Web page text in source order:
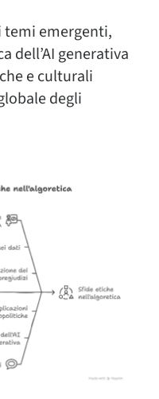
temi emergenti,
dell’AI generativa
e culturali
degli